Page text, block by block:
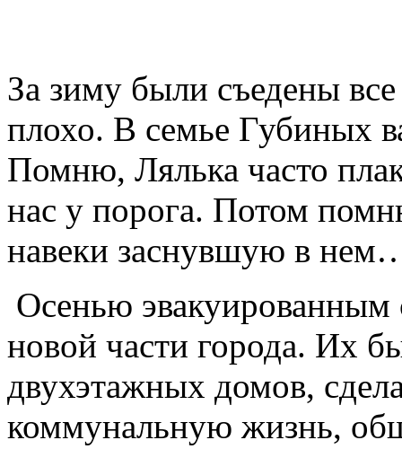
За зиму были съедены
плохо. В семье Губиных
Помню, Лялька часто
нас у порога. Потом
навеки заснувшую в
Осенью эвакуированным
новой части города. Их
двухэтажных домов,
коммунальную жизнь,